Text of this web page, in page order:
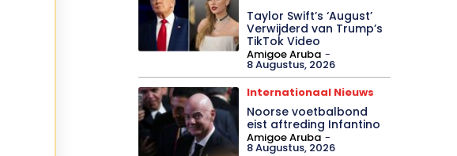
Taylor Swift’s ‘August’
Verwijderd van Trump’s
TikTok Video
Amigoe Aruba -
8 Augustus, 2026
Internationaal Nieuws
Noorse voetbalbond
eist aftreding Infantino
Amigoe Aruba -
8 Augustus, 2026